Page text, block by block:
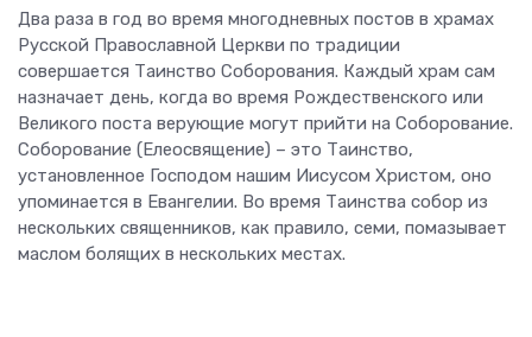
Два раза в год во время многодневных постов в храмах
Русской Православной Церкви по традиции
совершается Таинство Соборования. Каждый храм сам
назначает день, когда во время Рождественского или
Великого поста верующие могут прийти на Соборование.
Соборование (Елеосвящение) – это Таинство,
установленное Господом нашим Иисусом Христом, оно
упоминается в Евангелии. Во время Таинства собор из
нескольких священников, как правило, семи, помазывает
маслом болящих в нескольких местах.